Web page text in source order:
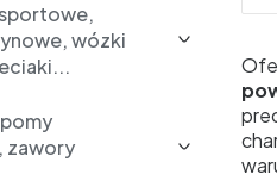
wózki
zawory